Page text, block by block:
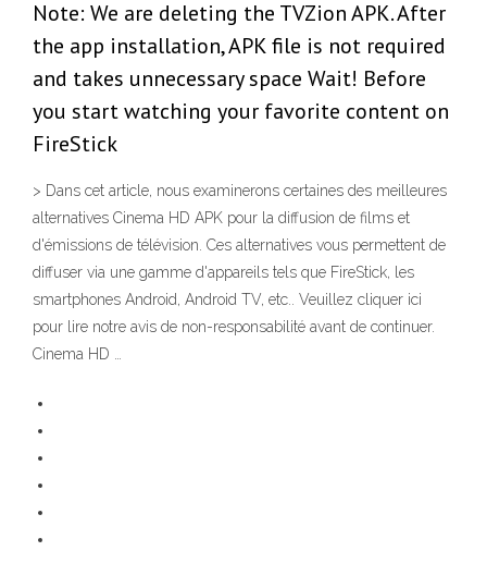
Note: We are deleting the TVZion APK. After
the app installation, APK file is not required
and takes unnecessary space Wait! Before
you start watching your favorite content on
FireStick
> Dans cet article, nous examinerons certaines des meilleures
alternatives Cinema HD APK pour la diffusion de films et
d'émissions de télévision. Ces alternatives vous permettent de
diffuser via une gamme d'appareils tels que FireStick, les
smartphones Android, Android TV, etc.. Veuillez cliquer ici
pour lire notre avis de non-responsabilité avant de continuer.
Cinema HD …